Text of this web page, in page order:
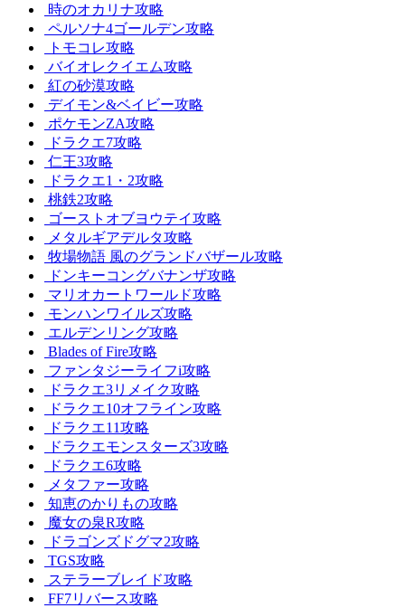
時のオカリナ攻略
ペルソナ4ゴールデン攻略
トモコレ攻略
バイオレクイエム攻略
紅の砂漠攻略
デイモン&ベイビー攻略
ポケモンZA攻略
ドラクエ7攻略
仁王3攻略
ドラクエ1・2攻略
桃鉄2攻略
ゴーストオブヨウテイ攻略
メタルギアデルタ攻略
牧場物語 風のグランドバザール攻略
ドンキーコングバナンザ攻略
マリオカートワールド攻略
モンハンワイルズ攻略
エルデンリング攻略
Blades of Fire攻略
ファンタジーライフi攻略
ドラクエ3リメイク攻略
ドラクエ10オフライン攻略
ドラクエ11攻略
ドラクエモンスターズ3攻略
ドラクエ6攻略
メタファー攻略
知恵のかりもの攻略
魔女の泉R攻略
ドラゴンズドグマ2攻略
TGS攻略
ステラーブレイド攻略
FF7リバース攻略